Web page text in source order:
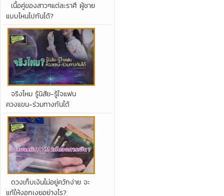
เนื้อคู่ของสาวๆแต่ละราศี ผู้ชาย
แบบไหนไปกันได้?
จริงไหม รู้นิสัย-รู้ใจแฟน
ควงแขน-ร่วมทางกันได้
ดวงเก็บเงินไม่อยู่ควักง่าย จะ
แก้ให้งอกเงยอย่างไร?